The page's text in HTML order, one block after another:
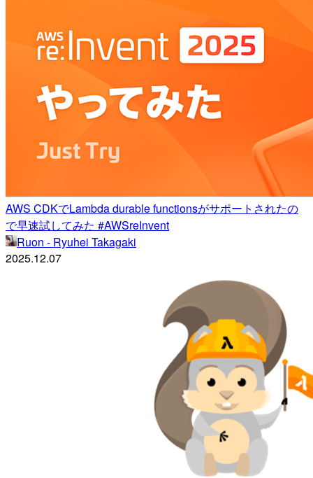
AWS CDKでLambda durable functionsがサポートされたの
で早速試してみた #AWSreInvent
Ruon - Ryuhei Takagaki
2025.12.07